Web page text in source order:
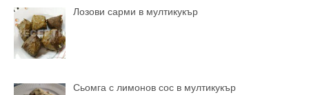
Лозови сарми в мултикукър
Сьомга с лимонов сос в мултикукър